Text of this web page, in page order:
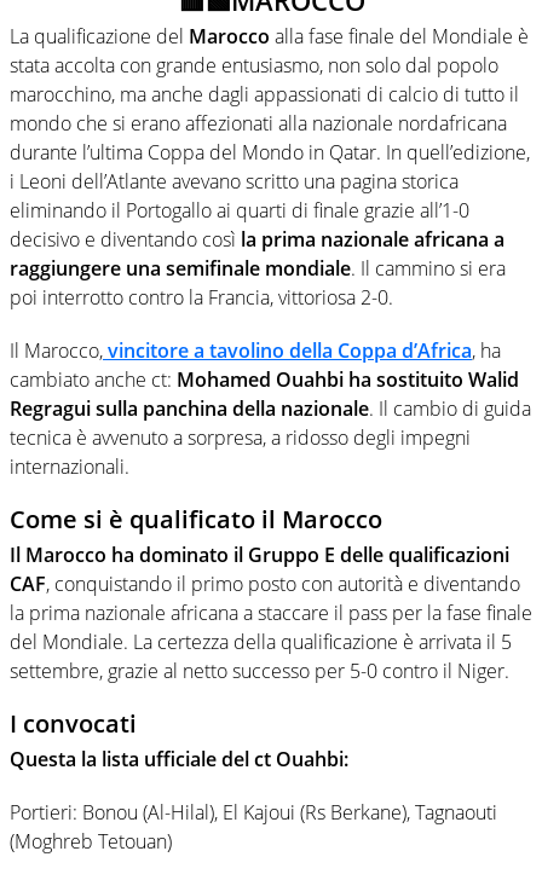
La qualificazione del Marocco alla fase finale del Mondiale è
stata accolta con grande entusiasmo, non solo dal popolo
marocchino, ma anche dagli appassionati di calcio di tutto il
mondo che si erano affezionati alla nazionale nordafricana
durante l’ultima Coppa del Mondo in Qatar. In quell’edizione,
i Leoni dell’Atlante avevano scritto una pagina storica
eliminando il Portogallo ai quarti di finale grazie all’1-0
decisivo e diventando così la prima nazionale africana a
raggiungere una semifinale mondiale. Il cammino si era
poi interrotto contro la Francia, vittoriosa 2-0.
Il Marocco,vincitore a tavolino della Coppa d’Africa, ha
cambiato anche ct: Mohamed Ouahbi ha sostituito Walid
Regragui sulla panchina della nazionale. Il cambio di guida
tecnica è avvenuto a sorpresa, a ridosso degli impegni
internazionali.
Come si è qualificato il Marocco
Il Marocco ha dominato il Gruppo E delle qualificazioni
CAF, conquistando il primo posto con autorità e diventando
la prima nazionale africana a staccare il pass per la fase finale
del Mondiale. La certezza della qualificazione è arrivata il 5
settembre, grazie al netto successo per 5-0 contro il Niger.
I convocati
Questa la lista ufficiale del ct Ouahbi:
Portieri: Bonou (Al-Hilal), El Kajoui (Rs Berkane), Tagnaouti
(Moghreb Tetouan)